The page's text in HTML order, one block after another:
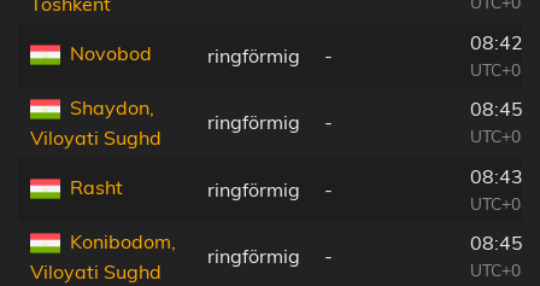
Novobod ringförmig -
Shaydon,
Viloyati Sughd
ringförmig -
Rasht ringförmig -
Konibodom,
Viloyati Sughd
ringförmig -